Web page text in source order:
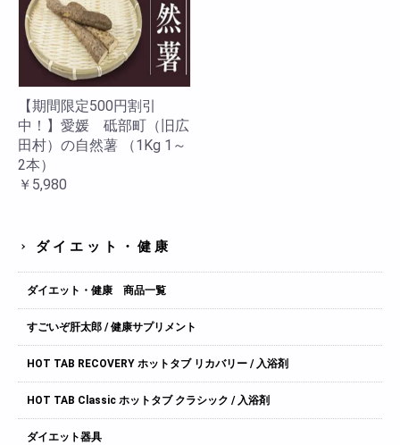
ダイエット・健康
ダイエット・健康 商品一覧
すごいぞ肝太郎 / 健康サプリメント
HOT TAB RECOVERY ホットタブ リカバリー / 入浴剤
HOT TAB Classic ホットタブ クラシック / 入浴剤
ダイエット器具
【期間限定500円割引
中！】愛媛 砥部町（旧広
田村）の自然薯 （1Kg 1～
2本）
￥5,980